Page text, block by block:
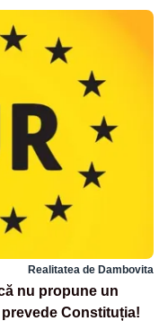
Realitatea de Dambovita
nu propune un
Constituția!